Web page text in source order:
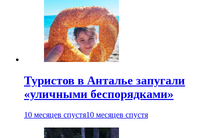
Туристов в Анталье запугали
«уличными беспорядками»
10 месяцев спустя10 месяцев спустя